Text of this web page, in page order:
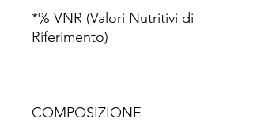
*% VNR (Valori Nutritivi di
Riferimento)
COMPOSIZIONE